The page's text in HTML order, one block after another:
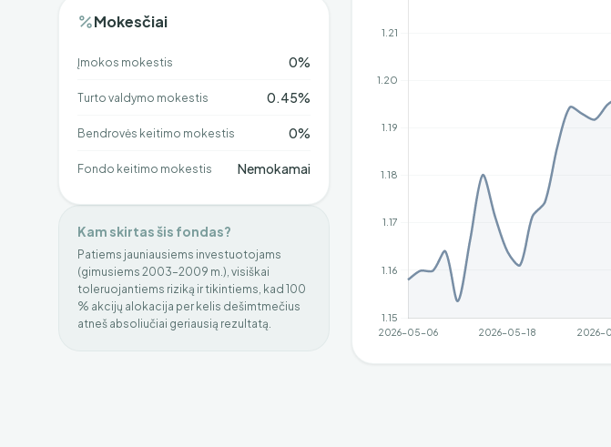
Mokesčiai
Įmokos mokestis 0%
Turto valdymo mokestis 0.45%
Bendrovės keitimo mokestis 0%
Fondo keitimo mokestis Nemokamai
Kam skirtas šis fondas?
Patiems jauniausiems investuotojams
(gimusiems 2003–2009 m.), visiškai
toleruojantiems riziką ir tikintiems, kad 100
% akcijų alokacija per kelis dešimtmečius
atneš absoliučiai geriausią rezultatą.